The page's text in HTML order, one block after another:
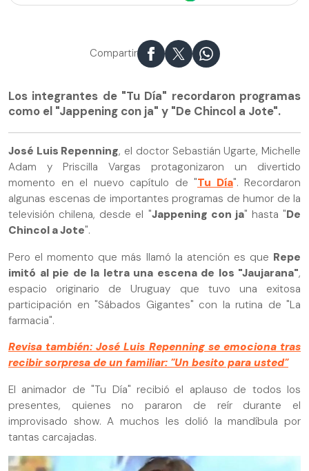
Compartir
Los integrantes de "Tu Día" recordaron programas
como el "Jappening con ja" y "De Chincol a Jote".
José Luis Repenning, el doctor Sebastián Ugarte, Michelle
Adam y Priscilla Vargas protagonizaron un divertido
momento en el nuevo capítulo de "Tu Día". Recordaron
algunas escenas de importantes programas de humor de la
televisión chilena, desde el "Jappening con ja" hasta "De
Chincol a Jote".
Pero el momento que más llamó la atención es que Repe
imitó al pie de la letra una escena de los "Jaujarana",
espacio originario de Uruguay que tuvo una exitosa
participación en "Sábados Gigantes" con la rutina de "La
farmacia".
Revisa también: José Luis Repenning se emociona tras
recibir sorpresa de un familiar: "Un besito para usted"
El animador de "Tu Día" recibió el aplauso de todos los
presentes, quienes no pararon de reír durante el
improvisado show. A muchos les dolió la mandíbula por
tantas carcajadas.